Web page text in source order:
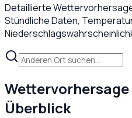
Detaillierte
Stündliche Daten,
Wettervorhersage
Überblick